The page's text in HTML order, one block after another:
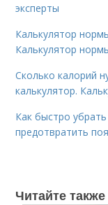
эксперты
Калькулятор
Калькулятор
Сколько калорий
калькулятор.
Как быстро
предотвратить
Читайте также